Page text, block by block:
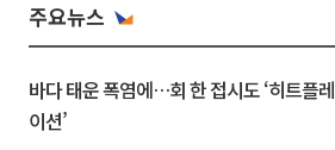
주요뉴스
바다 태운 폭염에…회 한 접시도 ‘히트플레
이션’